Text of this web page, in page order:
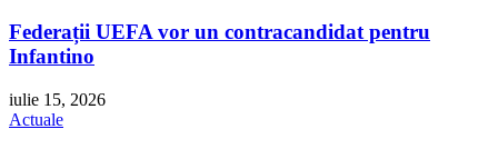
Federații UEFA vor un contracandidat pentru
Infantino
iulie 15, 2026
Actuale